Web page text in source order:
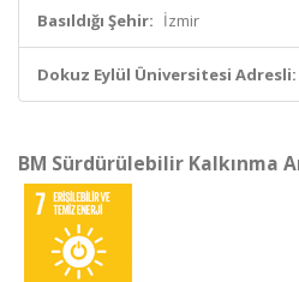
Basıldığı Şehir: İzmir
Dokuz Eylül Üniversitesi Adresli:
BM Sürdürülebilir Kalkınma